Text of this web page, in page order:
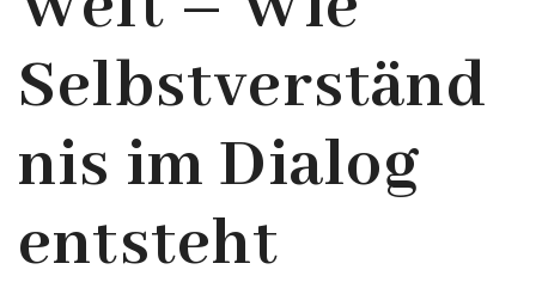
Selbstverständ
nis im Dialog
entsteht